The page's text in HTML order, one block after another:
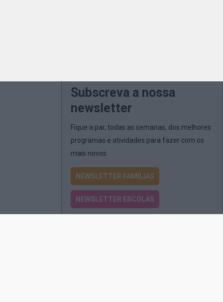
Subscreva a nossa
newsletter
Fique a par, todas as semanas, dos melhores
programas e atividades para fazer com os
mais novos
NEWSLETTER FAMÍLIAS
NEWSLETTER ESCOLAS